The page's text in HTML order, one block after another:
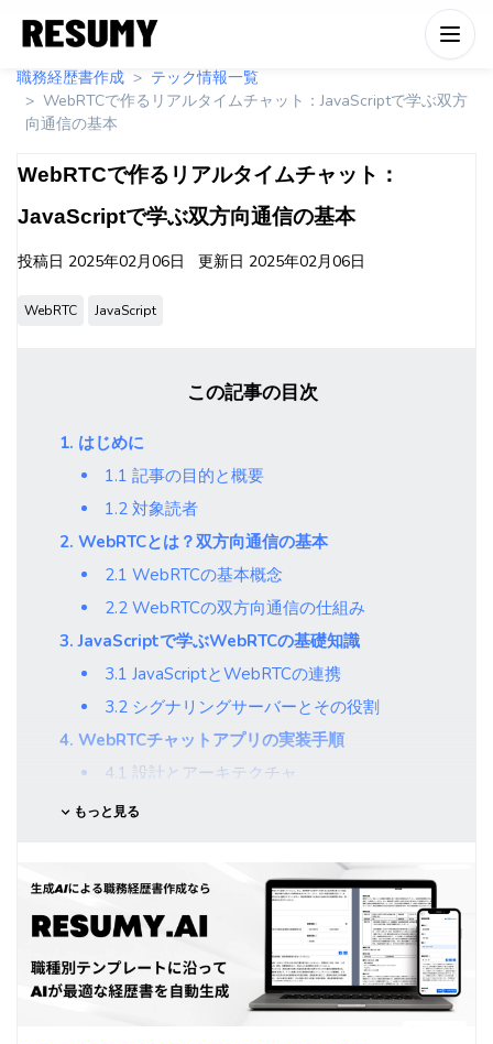
職務経歴書作成
テック情報一覧
WebRTCで作るリアルタイムチャット：JavaScriptで学ぶ双方
向通信の基本
WebRTCで作るリアルタイムチャット：
JavaScriptで学ぶ双方向通信の基本
投稿日 2025年02月06日 更新日 2025年02月06日
WebRTC JavaScript
この記事の目次
1. はじめに
1.1 記事の目的と概要
1.2 対象読者
2. WebRTCとは？双方向通信の基本
2.1 WebRTCの基本概念
2.2 WebRTCの双方向通信の仕組み
3. JavaScriptで学ぶWebRTCの基礎知識
3.1 JavaScriptとWebRTCの連携
3.2 シグナリングサーバーとその役割
4. WebRTCチャットアプリの実装手順
4.1 設計とアーキテクチャ
4.2 開発環境の準備
（Node.js + WebSocket）
4.3 チャット機能のコア部分の実装
4.3.1 RTCPeerConnectionと
RTCDataChannelの初期化
5. 双方向通信の詳細とリアルタイム性の実現
もっと見る